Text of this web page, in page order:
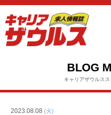
BLOG
キャリアザウルス
2023.08.08 (火)